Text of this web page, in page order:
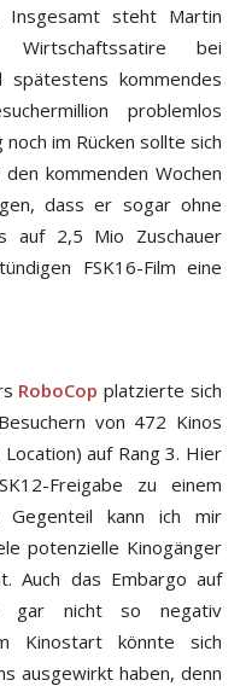
Insgesamt steht Martin
Wirtschaftssatire bei
kommendes
problemlos
im Rücken sollte sich
kommenden Wochen
dass er sogar ohne
auf 2,5 Mio Zuschauer
FSK16-Film eine
RoboCop platzierte sich
von 472 Kinos
auf Rang 3. Hier
Freigabe zu einem
kann ich mir
potenzielle Kinogänger
Auch das Embargo auf
gar nicht so negativ
Kinostart könnte sich
ausgewirkt haben, denn